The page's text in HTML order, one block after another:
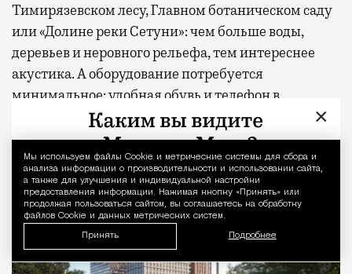
Уведомление
Мы используем файлы Сookie и метрические системы для сбора и
анализа информации о производительности и использовании сайта,
а также для улучшения и индивидуальной настройки
предоставления информации. Нажимая кнопку «Принять» или
продолжая пользоваться сайтом, вы соглашаетесь на обработку
файлов Cookie и данных метрических систем.
Принять Подробнее
Тимирязевском лесу, Главном ботаническом саду
или «Долине реки Сетуни»: чем больше воды,
деревьев и неровного рельефа, тем интереснее
акустика. А оборудование потребуется
минимальное: удобная обувь и телефон в
авиарежиме.
×